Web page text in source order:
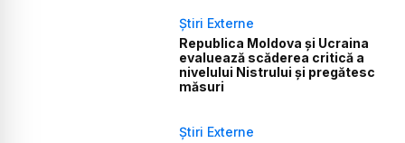
Știri Externe
Republica Moldova și Ucraina
evaluează scăderea critică a
nivelului Nistrului și pregătesc
măsuri
Știri Externe